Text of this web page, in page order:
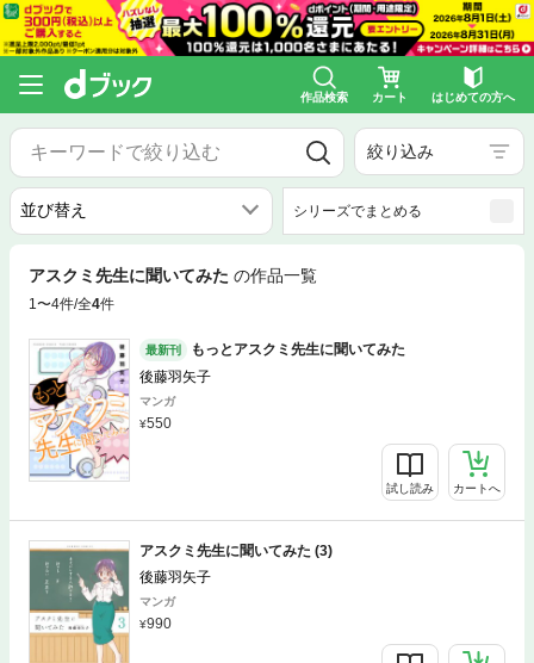
作品検索 カート はじめての方へ
絞り込み
シリーズでまとめる
アスクミ先生に聞いてみた の作品一覧
1〜4件/全4件
最新刊
もっとアスクミ先生に聞いてみた
後藤羽矢子
マンガ
550
試し読み カートへ
アスクミ先生に聞いてみた (3)
後藤羽矢子
マンガ
990